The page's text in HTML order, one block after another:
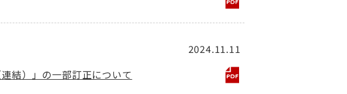
2024.11.11
結）」の一部訂正について